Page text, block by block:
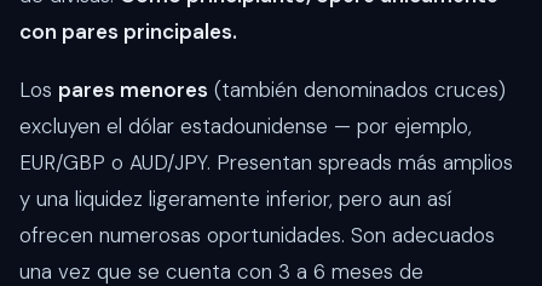
con pares principales.
Los pares menores (también denominados cruces)
excluyen el dólar estadounidense — por ejemplo,
EUR/GBP o AUD/JPY. Presentan spreads más amplios
y una liquidez ligeramente inferior, pero aun así
ofrecen numerosas oportunidades. Son adecuados
una vez que se cuenta con 3 a 6 meses de